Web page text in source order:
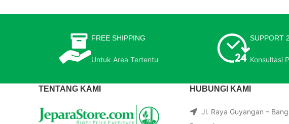
FREE SHIPPING
Untuk Area Tertentu
SUPPORT
Konsultasi
TENTANG KAMI HUBUNGI KAMI
Jl. Raya Guyangan –